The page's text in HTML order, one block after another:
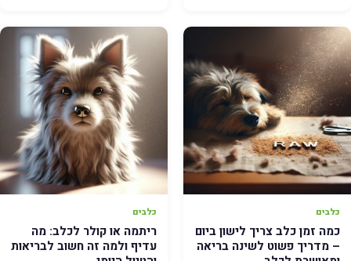
כלבים
כמה זמן כלב צריך לישון ביום
– מדריך פשוט לשינה בריאה
כלבים
ריתמה או קולר לכלב: מה
עדיף ולמה זה חשוב לבריאות